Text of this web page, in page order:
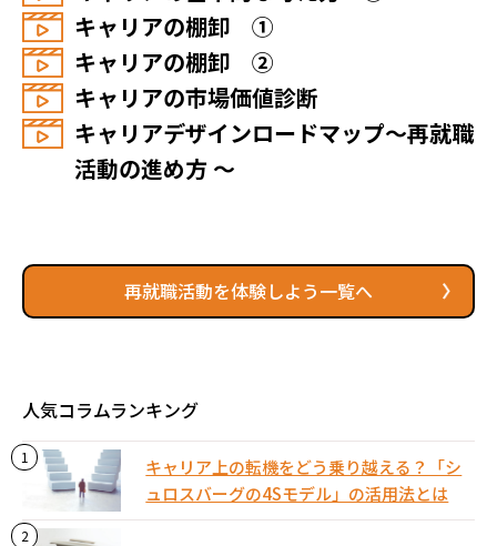
キャリアの棚卸 ①
キャリアの棚卸 ②
キャリアの市場価値診断
キャリアデザインロードマップ～再就職
活動の進め方 ～
再就職活動を体験しよう一覧へ
人気コラムランキング
キャリア上の転機をどう乗り越える？「シ
ュロスバーグの4Sモデル」の活用法とは